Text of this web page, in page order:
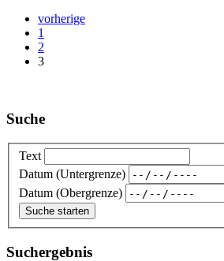
vorherige
1
2
3
Suche
Text
Datum (Untergrenze)
Datum (Obergrenze)
Suchergebnis